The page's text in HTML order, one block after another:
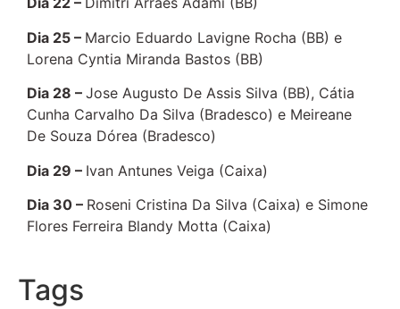
Dia 25 – Marcio Eduardo Lavigne Rocha (BB) e
Lorena Cyntia Miranda Bastos (BB)
Dia 28 – Jose Augusto De Assis Silva (BB), Cátia
Cunha Carvalho Da Silva (Bradesco) e Meireane
De Souza Dórea (Bradesco)
Dia 29 – Ivan Antunes Veiga (Caixa)
Dia 30 – Roseni Cristina Da Silva (Caixa) e Simone
Flores Ferreira Blandy Motta (Caixa)
Tags